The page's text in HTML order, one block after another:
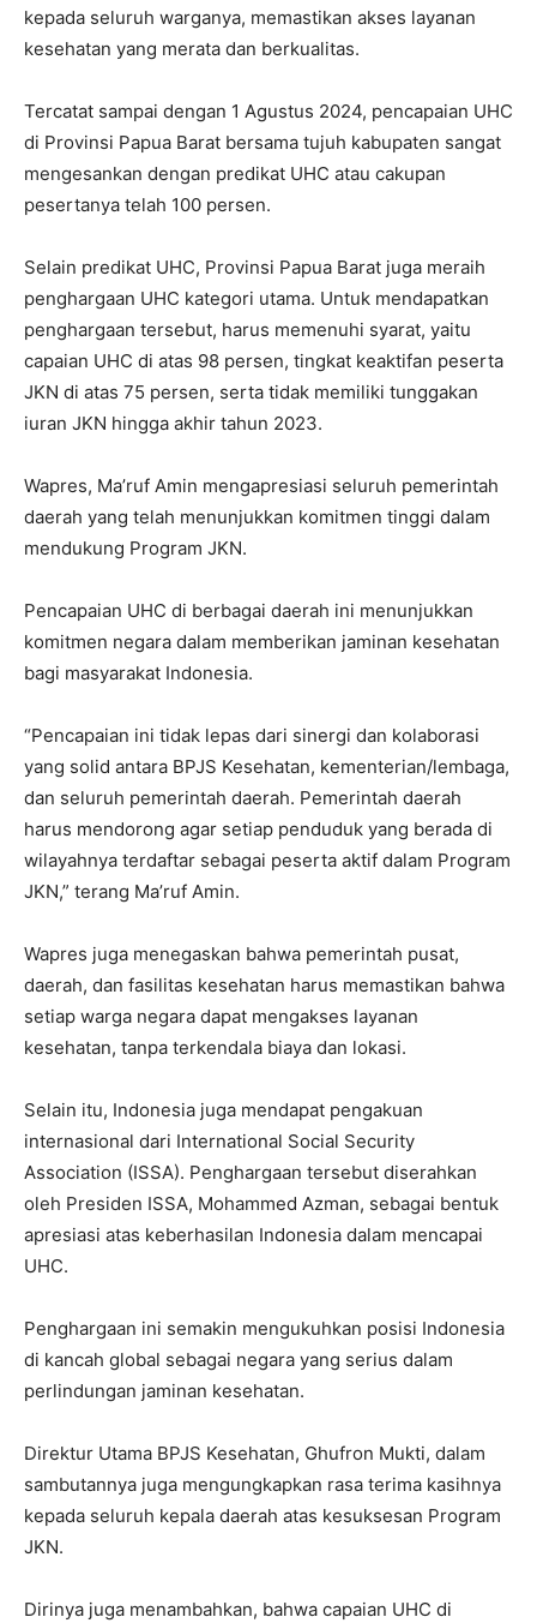
kepada seluruh warganya, memastikan akses layanan
kesehatan yang merata dan berkualitas.
Tercatat sampai dengan 1 Agustus 2024, pencapaian UHC
di Provinsi Papua Barat bersama tujuh kabupaten sangat
mengesankan dengan predikat UHC atau cakupan
pesertanya telah 100 persen.
Selain predikat UHC, Provinsi Papua Barat juga meraih
penghargaan UHC kategori utama. Untuk mendapatkan
penghargaan tersebut, harus memenuhi syarat, yaitu
capaian UHC di atas 98 persen, tingkat keaktifan peserta
JKN di atas 75 persen, serta tidak memiliki tunggakan
iuran JKN hingga akhir tahun 2023.
Wapres, Ma’ruf Amin mengapresiasi seluruh pemerintah
daerah yang telah menunjukkan komitmen tinggi dalam
mendukung Program JKN.
Pencapaian UHC di berbagai daerah ini menunjukkan
komitmen negara dalam memberikan jaminan kesehatan
bagi masyarakat Indonesia.
“Pencapaian ini tidak lepas dari sinergi dan kolaborasi
yang solid antara BPJS Kesehatan, kementerian/lembaga,
dan seluruh pemerintah daerah. Pemerintah daerah
harus mendorong agar setiap penduduk yang berada di
wilayahnya terdaftar sebagai peserta aktif dalam Program
JKN,” terang Ma’ruf Amin.
Wapres juga menegaskan bahwa pemerintah pusat,
daerah, dan fasilitas kesehatan harus memastikan bahwa
setiap warga negara dapat mengakses layanan
kesehatan, tanpa terkendala biaya dan lokasi.
Selain itu, Indonesia juga mendapat pengakuan
internasional dari International Social Security
Association (ISSA). Penghargaan tersebut diserahkan
oleh Presiden ISSA, Mohammed Azman, sebagai bentuk
apresiasi atas keberhasilan Indonesia dalam mencapai
UHC.
Penghargaan ini semakin mengukuhkan posisi Indonesia
di kancah global sebagai negara yang serius dalam
perlindungan jaminan kesehatan.
Direktur Utama BPJS Kesehatan, Ghufron Mukti, dalam
sambutannya juga mengungkapkan rasa terima kasihnya
kepada seluruh kepala daerah atas kesuksesan Program
JKN.
Dirinya juga menambahkan, bahwa capaian UHC di